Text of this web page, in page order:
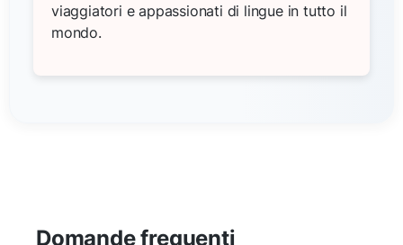
viaggiatori e appassionati di lingue in tutto il
mondo.
Domande frequenti